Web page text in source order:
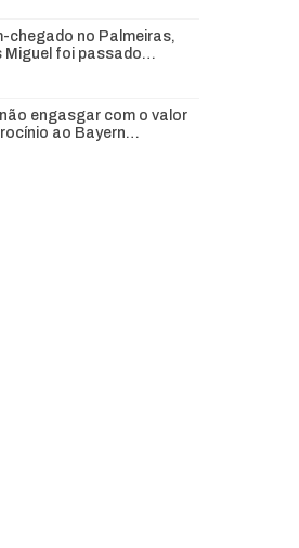
chegado no Palmeiras,
Miguel foi passado…
engasgar com o valor
ao Bayern…